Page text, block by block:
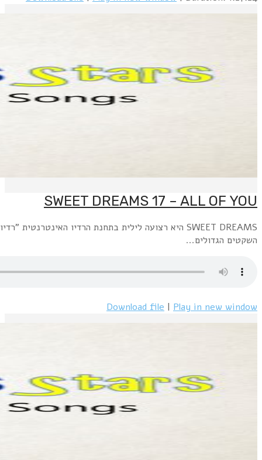
SWEET DREAMS היא רצועה לילית בתחנת הרדיו האינטרנטית "רדיו פלוס" www.radioplus.co.ilראשון + רביעי, חצות עד 6 בבוקר: השירים השקטים הגדולים משנות השבעים.שני+חמישי, חצות עד 6 בבוקר: השירים